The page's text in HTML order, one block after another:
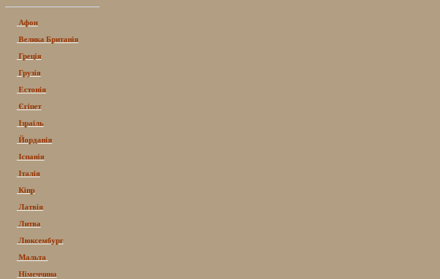
Афон
Велика Британія
Греція
Грузія
Естонія
Єгіпет
Ізраїль
Йорданія
Іспанія
Італія
Кіпр
Латвія
Литва
Люксембург
Мальта
Німеччина